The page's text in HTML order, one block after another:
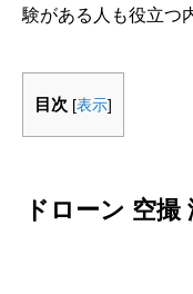
験がある人も役立つ
目次 [表示]
ドローン 空